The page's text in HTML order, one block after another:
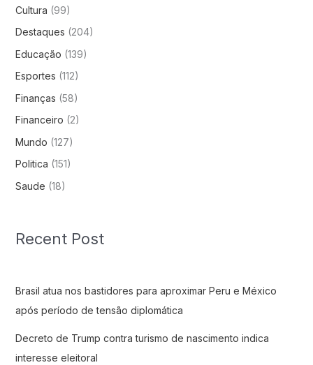
Cultura (99)
Destaques (204)
Educação (139)
Esportes (112)
Finanças (58)
Financeiro (2)
Mundo (127)
Politica (151)
Saude (18)
Recent Post
Brasil atua nos bastidores para aproximar Peru e México
após período de tensão diplomática
Decreto de Trump contra turismo de nascimento indica
interesse eleitoral